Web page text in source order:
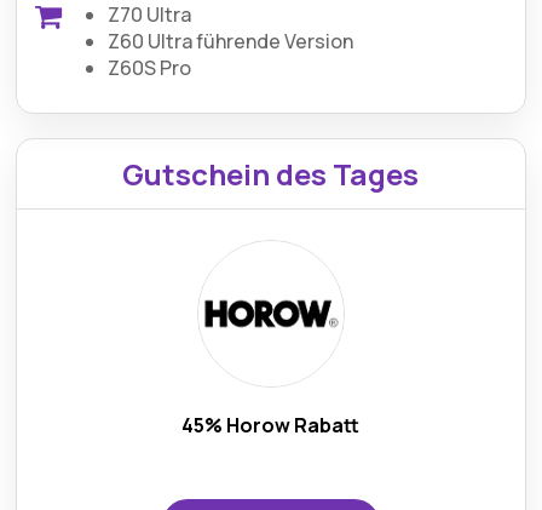
Z70 Ultra
Z60 Ultra führende Version
Z60S Pro
Gutschein des Tages
45% Horow Rabatt